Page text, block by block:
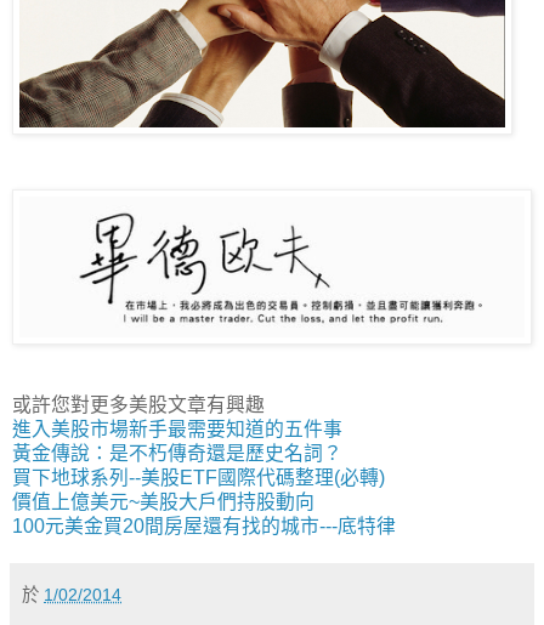
或許您對更多美股文章有興趣
進入美股市場新手最需要知道的五件事
黃金傳說：是不朽傳奇還是歷史名詞？
買下地球系列--美股ETF國際代碼整理(必轉)
價值上億美元~美股大戶們持股動向
100元美金買20間房屋還有找的城市---底特律
於 1/02/2014